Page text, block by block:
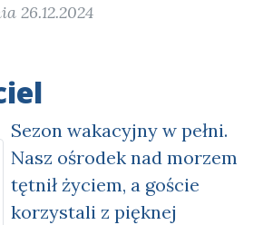
26.12.2024
Sezon wakacyjny w pełni.
Nasz ośrodek nad morzem
tętnił życiem, a goście
korzystali z pięknej